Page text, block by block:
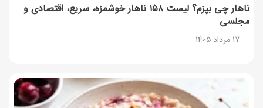
ناهار چی بپزم؟ لیست ۱۵۸ ناهار خوشمزه، سریع، اقتصادی و
مجلسی
17 مرداد 1405